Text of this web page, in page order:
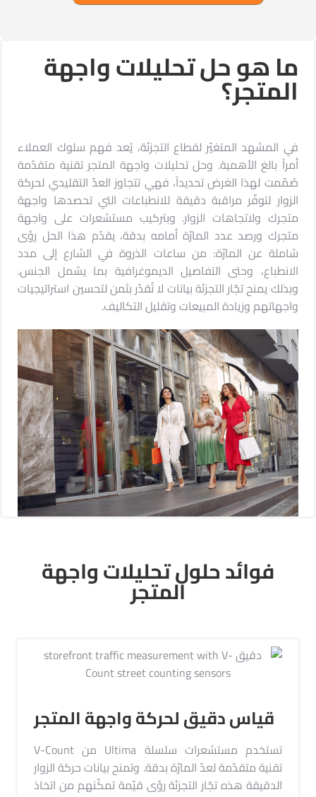
ما هو حل تحليلات واجهة
المتجر؟
في المشهد المتغيّر لقطاع التجزئة، يُعد فهم سلوك العملاء
أمراً بالغ الأهمية. وحل تحليلات واجهة المتجر تقنية متقدّمة
صُمّمت لهذا الغرض تحديداً، فهي تتجاوز العدّ التقليدي لحركة
الزوار لتوفّر مراقبة دقيقة للانطباعات التي تحصدها واجهة
متجرك ولاتجاهات الزوار. وبتركيب مستشعرات على واجهة
متجرك ورصد عدد المارّة أمامه بدقة، يقدّم هذا الحل رؤى
شاملة عن المارّة: من ساعات الذروة في الشارع إلى مدد
الانطباع، وحتى التفاصيل الديموغرافية بما يشمل الجنس.
وبذلك يمنح تجّار التجزئة بيانات لا تُقدّر بثمن لتحسين استراتيجيات
واجهاتهم وزيادة المبيعات وتقليل التكاليف.
فوائد حلول تحليلات واجهة
المتجر
قياس دقيق لحركة واجهة المتجر
تستخدم مستشعرات سلسلة Ultima من V-Count
تقنية متقدّمة لعدّ المارّة بدقة. وتمنح بيانات حركة الزوار
الدقيقة هذه تجّار التجزئة رؤى قيّمة تمكّنهم من اتخاذ